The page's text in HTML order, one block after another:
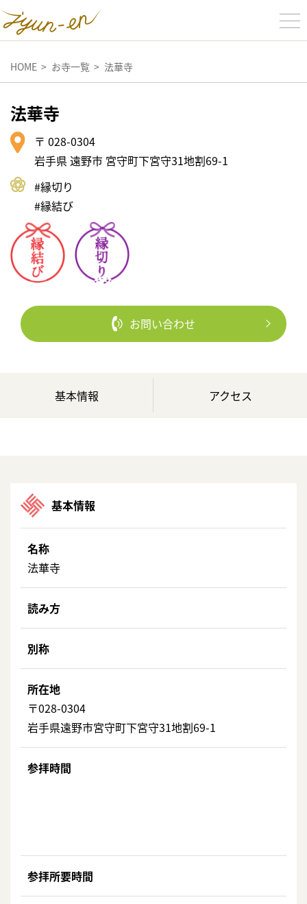
HOME お寺一覧 法華寺
法華寺
〒 028-0304
岩手県 遠野市 宮守町下宮守31地割69-1
#縁切り
#縁結び
お問い合わせ
基本情報 アクセス
基本情報
名称
法華寺
読み方
別称
所在地
〒028-0304
岩手県遠野市宮守町下宮守31地割69-1
参拝時間
参拝所要時間